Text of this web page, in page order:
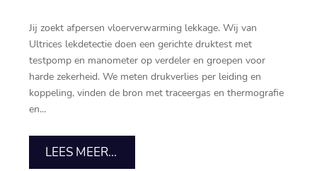
Jij zoekt afpersen vloerverwarming lekkage. Wij van
Ultrices lekdetectie doen een gerichte druktest met
testpomp en manometer op verdeler en groepen voor
harde zekerheid. We meten drukverlies per leiding en
koppeling, vinden de bron met traceergas en thermografie
en...
LEES MEER...